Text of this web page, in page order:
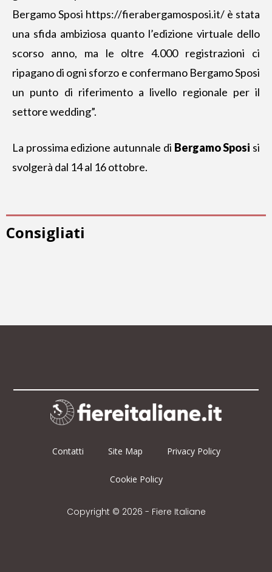
Bergamo Sposi https://fierabergamosposi.it/ è stata
una sfida ambiziosa quanto l’edizione virtuale dello
scorso anno, ma le oltre 4.000 registrazioni ci
ripagano di ogni sforzo e confermano Bergamo Sposi
un punto di riferimento a livello regionale per il
settore wedding”.
La prossima edizione autunnale di Bergamo Sposi si
svolgerà dal 14 al 16 ottobre.
Consigliati
Contatti Site Map Privacy Policy
Cookie Policy
Copyright © 2026 - Fiere Italiane